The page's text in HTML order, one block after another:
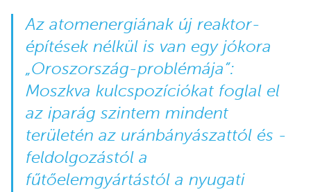
Az atomenergiának új reaktor-
építések nélkül is van egy jókora
„Oroszország-problémája”:
Moszkva kulcspozíciókat foglal el
az iparág szintem mindent
területén az uránbányászattól és -
feldolgozástól a
fűtőelemgyártástól a nyugati